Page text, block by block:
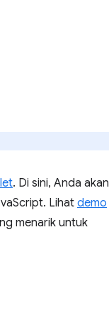
. Di sini, Anda akan
Lihat demo
menarik untuk